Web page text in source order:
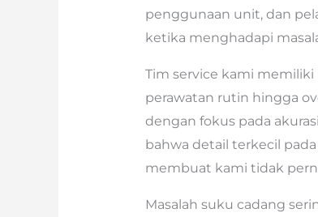
penggunaan unit, dan
ketika menghadapi
Tim service kami memiliki
perawatan rutin hingga
dengan fokus pada
bahwa detail terkecil
membuat kami tidak
Masalah suku cadang